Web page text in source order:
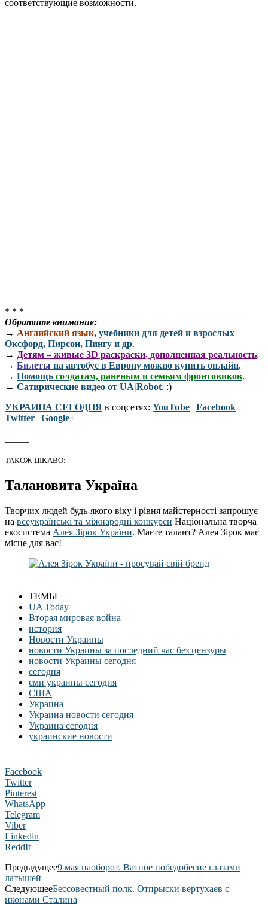
соответствующие возможности.
* * *
Обратите внимание:
→ Английский язык, учебники для детей и взрослых
Оксфорд, Пирсон, Пингу и др.
→ Детям – живые 3D раскраски, дополненная реальность.
→ Билеты на автобус в Европу можно купить онлайн.
→ Помощь солдатам, раненым и семьям фронтовиков.
→ Сатирические видео от UA|Robot. :)
УКРАИНА СЕГОДНЯ в соцсетях: YouTube | Facebook |
Twitter | Google+
ТАКОЖ ЦІКАВО:
Талановита Україна
Творчих людей будь-якого віку і рівня майстерності запрошує
на всеукраїнські та міжнародні конкурси Національна творча
екосистема Алея Зірок України. Маєте талант? Алея Зірок має
місце для вас!
ТЕМЫ
UA Today
Вторая мировая война
история
Новости Украины
новости Украины за последний час без цензуры
новости Украины сегодня
сегодня
сми украины сегодня
США
Украина
Украина новости сегодня
Украина сегодня
украинские новости
Facebook
Twitter
Pinterest
WhatsApp
Telegram
Viber
Linkedin
ReddIt
Предыдущее9 мая наоборот. Ватное победобесие глазами
латышей
СледующееБессовестный полк. Отпрыски вертухаев с
иконами Сталина